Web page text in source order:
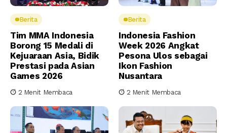
Berita
Tim MMA Indonesia
Borong 15 Medali di
Kejuaraan Asia, Bidik
Prestasi pada Asian
Games 2026
2 Menit Membaca
Berita
Indonesia Fashion
Week 2026 Angkat
Pesona Ulos sebagai
Ikon Fashion
Nusantara
2 Menit Membaca